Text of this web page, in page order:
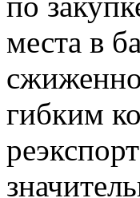
места в
гибким